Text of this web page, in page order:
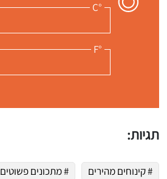
°C
°F
תגיות:
# קינוחים מהירים # מתכונים פשוטים